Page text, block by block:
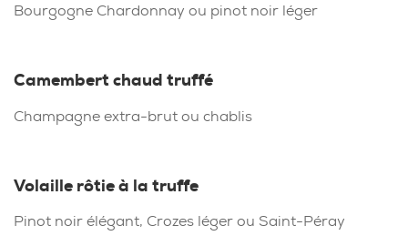
Bourgogne Chardonnay ou pinot noir léger
Camembert chaud truffé
Champagne extra-brut ou chablis
Volaille rôtie à la truffe
Pinot noir élégant, Crozes léger ou Saint-Péray